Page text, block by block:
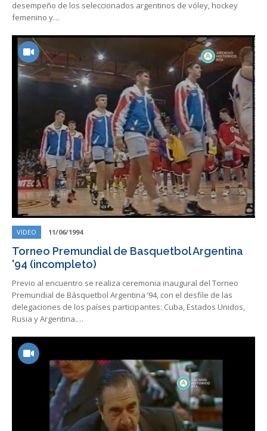
desempeño de los seleccionados argentinos de vóley, hockey
femenino y…
VIDEO 11/06/1994
Torneo Premundial de Basquetbol Argentina
'94 (incompleto)
Previo al encuentro se realiza ceremonia inaugural del Torneo
Premundial de Básquetbol Argentina ’94, con el desfile de las
delegaciones de los países participantes: Cuba, Estados Unidos,
Rusia y Argentina.…